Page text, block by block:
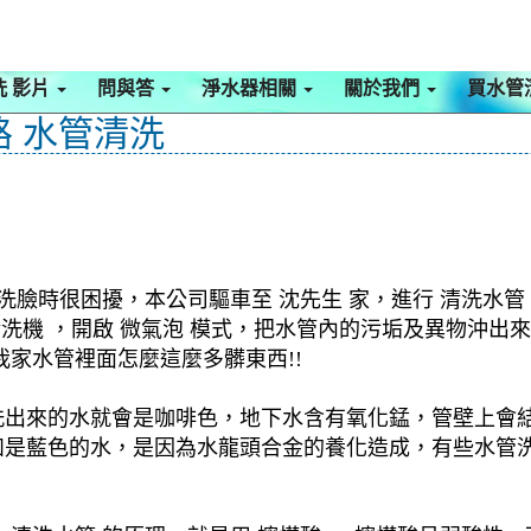
影片 問與答 淨水器相關 關於我們 買水管
水管清洗
時很困擾，本公司驅車至 沈先生 家，進行 清洗水
機 ，開啟 微氣泡 模式，把水管內的污垢及異物沖出
水管裡面怎麼這麼多髒東西!!
來的水就會是咖啡色，地下水含有氧化錳，管壁上
藍色的水，是因為水龍頭合金的養化造成，有些水